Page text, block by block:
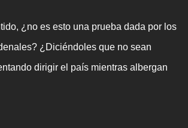
¿no es esto una prueba dada por los
¿Diciéndoles que no sean
dirigir el país mientras albergan